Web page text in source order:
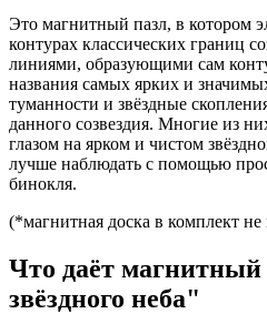
Это магнитный пазл, в котором
контурах классических границ
линиями, образующими сам
названия самых ярких и
туманности и звёздные
данного созвездия. Многие из
глазом на ярком и чистом
лучше наблюдать с помощью
бинокля.
(*магнитная доска в комплект не
Что даёт
звёздного неба"